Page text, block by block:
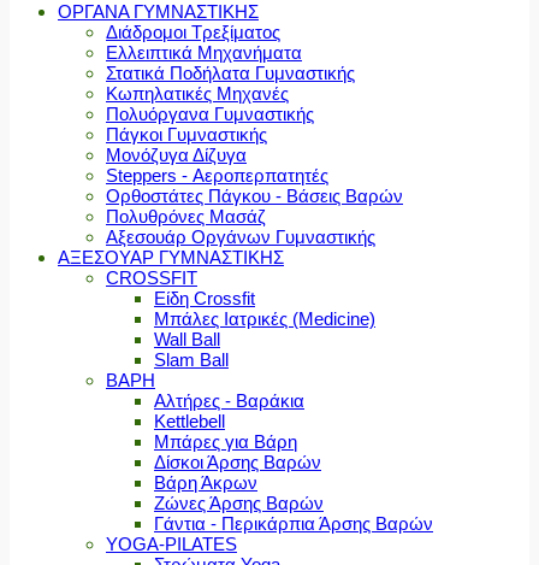
ΟΡΓΑΝΑ ΓΥΜΝΑΣΤΙΚΗΣ
Διάδρομοι Τρεξίματος
Ελλειπτικά Μηχανήματα
Στατικά Ποδήλατα Γυμναστικής
Κωπηλατικές Μηχανές
Πολυόργανα Γυμναστικής
Πάγκοι Γυμναστικής
Μονόζυγα Δίζυγα
Steppers - Αεροπερπατητές
Ορθοστάτες Πάγκου - Βάσεις Βαρών
Πολυθρόνες Μασάζ
Αξεσουάρ Οργάνων Γυμναστικής
ΑΞΕΣΟΥΑΡ ΓΥΜΝΑΣΤΙΚΗΣ
CROSSFIT
Είδη Crossfit
Μπάλες Ιατρικές (Medicine)
Wall Ball
Slam Ball
ΒΑΡΗ
Αλτήρες - Βαράκια
Kettlebell
Μπάρες για Βάρη
Δίσκοι Άρσης Βαρών
Βάρη Άκρων
Ζώνες Άρσης Βαρών
Γάντια - Περικάρπια Άρσης Βαρών
YOGA-PILATES